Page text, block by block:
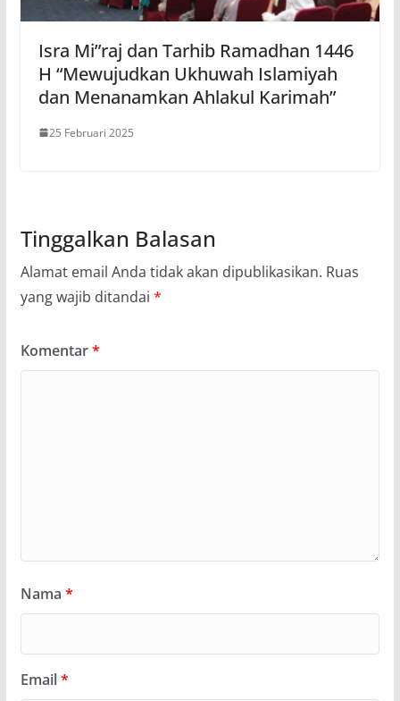
Isra Mi”raj dan Tarhib Ramadhan 1446
H “Mewujudkan Ukhuwah Islamiyah
dan Menanamkan Ahlakul Karimah”
25 Februari 2025
Tinggalkan Balasan
Alamat email Anda tidak akan dipublikasikan. Ruas
yang wajib ditandai *
Komentar*
Nama *
Email*